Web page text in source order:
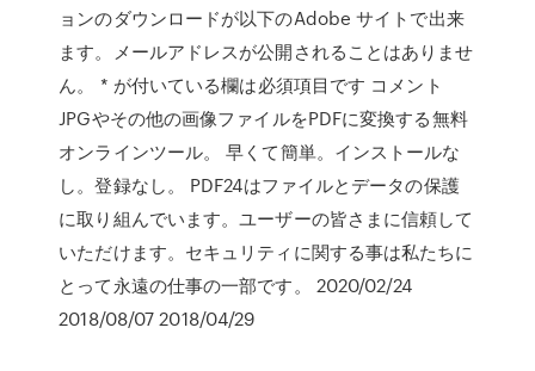
ョンのダウンロードが以下のAdobe サイトで出来
ます。メールアドレスが公開されることはありませ
ん。 * が付いている欄は必須項目です コメント
JPGやその他の画像ファイルをPDFに変換する無料
オンラインツール。 早くて簡単。インストールな
し。登録なし。 PDF24はファイルとデータの保護
に取り組んでいます。ユーザーの皆さまに信頼して
いただけます。セキュリティに関する事は私たちに
とって永遠の仕事の一部です。 2020/02/24
2018/08/07 2018/04/29